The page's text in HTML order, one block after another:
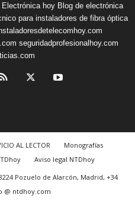
Electrónica hoy Blog de electrónica
para instaladores de fibra óptica
seguridadprofesionalhoy.com
AL LECTOR
Monografías
Aviso legal NTDhoy
Pozuelo de Alarcón, Madrid, +34
@ ntdhoy.com